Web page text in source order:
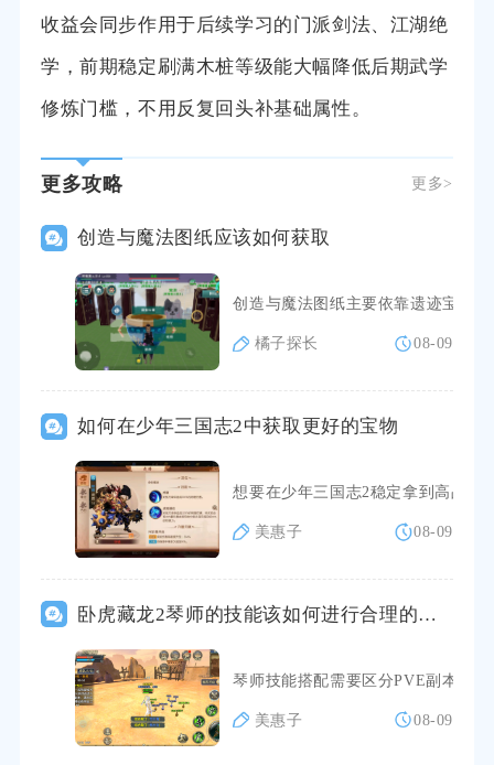
收益会同步作用于后续学习的门派剑法、江湖绝
学，前期稳定刷满木桩等级能大幅降低后期武学
修炼门槛，不用反复回头补基础属性。
更多攻略 更多>
创造与魔法图纸应该如何获取
创造与魔法图纸主要依靠遗迹宝箱
橘子探长 08-09
如何在少年三国志2中获取更好的宝物
想要在少年三国志2稳定拿到高品质
美惠子 08-09
卧虎藏龙2琴师的技能该如何进行合理的搭配
琴师技能搭配需要区分PVE副本输
美惠子 08-09